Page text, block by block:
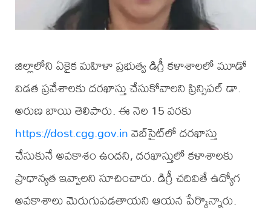
జిల్లాలోని ఏకైక మహిళా ప్రభుత్వ డిగ్రీ కళాశాలలో మూడో
విడత ప్రవేశాలకు దరఖాస్తు చేసుకోవాలని ప్రిన్సిపల్ డా.
అరుణ బాయి తెలిపారు. ఈ నెల 15 వరకు
https://dost.cgg.gov.inవెబ్‌సైట్‌లో దరఖాస్తు
చేసుకునే అవకాశం ఉందని, దరఖాస్తులో కళాశాలకు
ప్రాధాన్యత ఇవ్వాలని సూచించారు. డిగ్రీ చదివితే ఉద్యోగ
అవకాశాలు మెరుగుపడతాయని ఆయన పేర్కొన్నారు.